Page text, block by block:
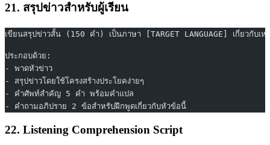
21. สรุปข่าวสำหรับผู้เรียน
เขียนสรุปข่าวสั้น (150 คำ) เป็นภาษา [TARGET LANGUAGE] เกี่ยวกับ
ประกอบด้วย:
- พาดหัวข่าว
- สรุปข่าวโดยใช้โครงสร้างประโยคง่ายๆ
- คำศัพท์สำคัญ 5 คำ พร้อมคำแปล
- คำถามอภิปราย 2 ข้อสำหรับฝึกพูดเกี่ยวกับหัวข้อนี้
22. Listening Comprehension Script